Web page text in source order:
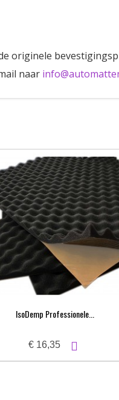
originele
naar
IsoDemp Professionele...
€ 16,35